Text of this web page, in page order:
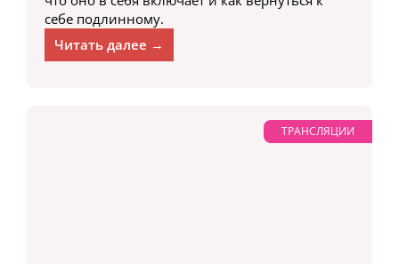
себе подлинному.
Читать далее →
ТРАНСЛЯЦИИ